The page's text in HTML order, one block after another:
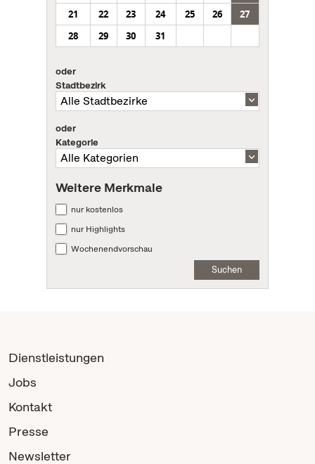
21
22 23 24 25 26
27
28
29 30 31
oder
Stadtbezirk
oder
Kategorie
Weitere Merkmale
nur kostenlos
nur Highlights
Wochenendvorschau
Suchen
Dienstleistungen
Jobs
Kontakt
Presse
Newsletter